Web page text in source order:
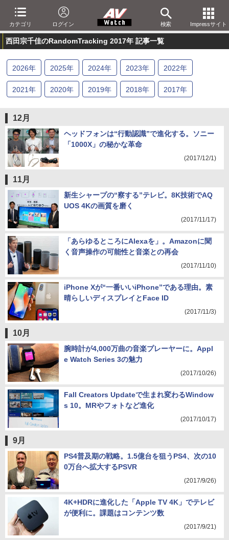
カテゴリ ログイン 検索 Impressサイト
西田宗千佳のRandomTracking 2017年 記事一覧
2026年 2025年 2024年 2023年 2022年
2021年 2020年 2019年 2018年 2017年
2011年 2010年 2009年 2008年 2007年
2006年
12月
ヘッドフォンは“行動認識”で進化する。ソニー
「1000X」の秘かな革命
(2017/12/1)
11月
新生シャープの“察する”テレビ。8K技術でAQ
UOS 4Kの画質を磨く
(2017/11/17)
「あらゆるところにAlexaを」。Amazonに聞
く音声操作の可能性と音楽との再会
(2017/11/10)
iPhone Xが“一番いいiPhone”である理由。素
晴らしいディスプレイとFace ID
(2017/11/3)
10月
腕時計が4,000万曲の音楽プレーヤーに。Appl
e Watch Series 3の魅力
(2017/10/26)
Fall Creators Updateで生まれ変わるWindow
s 10。MRやフォトなど進化
(2017/10/17)
9月
PS4普及期の戦略。1.5億台を狙うPS4、次の10
0万台へ拡大するPSVR
(2017/9/26)
4K+HDRに進化した「Apple TV 4K」でテレビ
が便利に。課題はコンテンツ数
(2017/9/21)